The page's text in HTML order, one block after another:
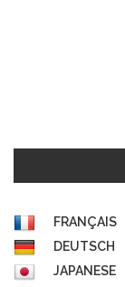
FRANÇAIS
DEUTSCH
JAPANESE